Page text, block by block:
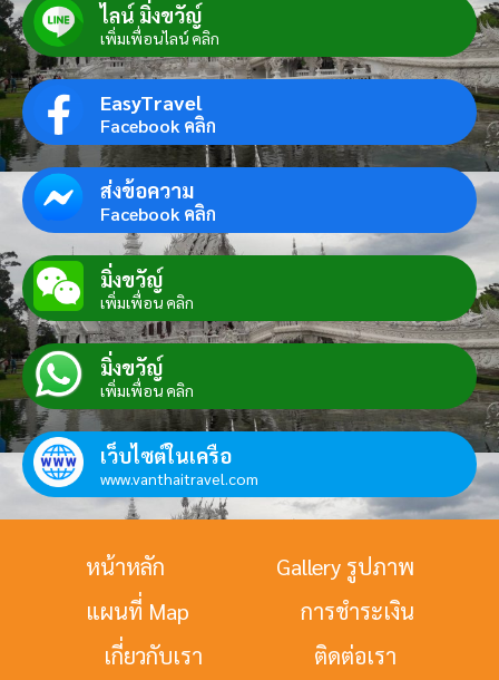
ไลน์ มิ่งขวัญ์
เพิ่มเพื่อนไลน์ คลิก
EasyTravel
Facebook คลิก
ส่งข้อความ
Facebook คลิก
มิ่งขวัญ์
เพิ่มเพื่อน คลิก
มิ่งขวัญ์
เพิ่มเพื่อน คลิก
เว็บไซต์ในเครือ
www.vanthaitravel.com
หน้าหลัก
Gallery รูปภาพ
แผนที่ Map
การชำระเงิน
เกี่ยวกับเรา
ติดต่อเรา